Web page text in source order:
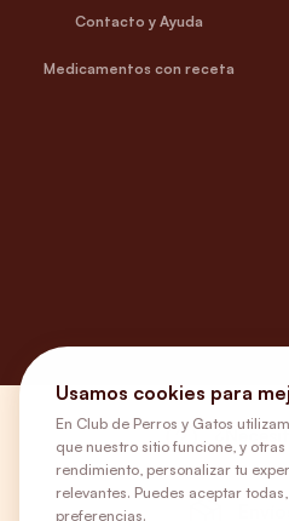
Contacto y Ayuda
Medicamentos con receta
Usamos cookies para
En Club de Perros y Gatos
que nuestro sitio funcione, y
rendimiento, personalizar tu
relevantes. Puedes aceptar
preferencias.